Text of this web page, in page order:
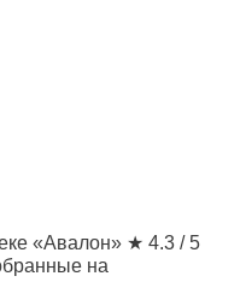
«Авалон» ★ 4.3 / 5
на